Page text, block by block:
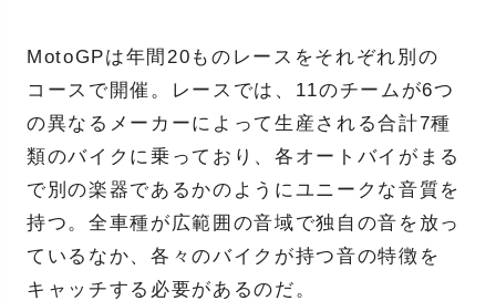
MotoGPは年間20ものレースをそれぞれ別の
コースで開催。レースでは、11のチームが6つ
の異なるメーカーによって生産される合計7種
類のバイクに乗っており、各オートバイがまる
で別の楽器であるかのようにユニークな音質を
持つ。全車種が広範囲の音域で独自の音を放っ
ているなか、各々のバイクが持つ音の特徴を
キャッチする必要があるのだ。